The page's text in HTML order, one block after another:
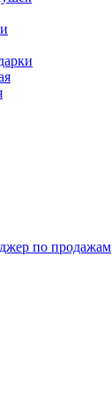
по продажам